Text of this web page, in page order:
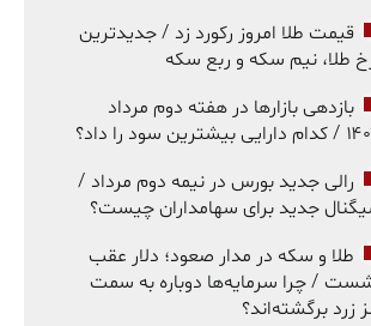
قیمت طلا امروز رکورد زد / جدیدترین
طلا، نیم سکه و ربع سکه
بازدهی بازارها در هفته دوم مرداد
بیشترین سود را داد؟
رالی جدید بورس در نیمه دوم مرداد /
جدید برای سهامداران چیست؟
طلا و سکه در مدار صعود؛ دلار عقب
/ چرا سرمایه‌ها دوباره به سمت
زرد برگشته‌اند؟